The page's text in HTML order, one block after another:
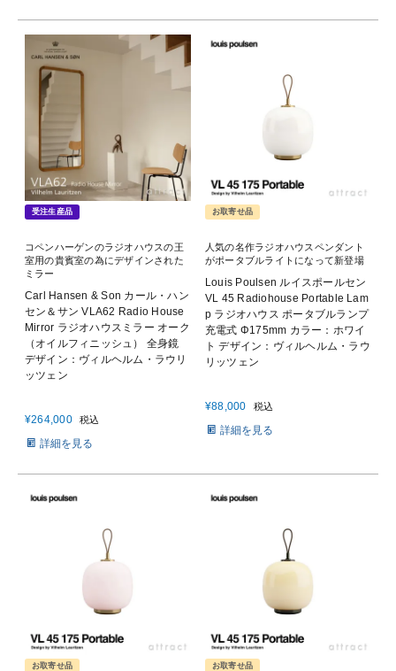
受注生産品
コペンハーゲンのラジオハウスの王
室用の貴賓室の為にデザインされた
ミラー
Carl Hansen & Son カール・ハン
セン＆サン VLA62 Radio House
Mirror ラジオハウスミラー オーク
（オイルフィニッシュ） 全身鏡
デザイン：ヴィルヘルム・ラウリ
ッツェン
¥264,000 税込
詳細を見る
お取寄せ品
人気の名作ラジオハウスペンダント
がポータブルライトになって新登場
Louis Poulsen ルイスポールセン
VL 45 Radiohouse Portable Lam
p ラジオハウス ポータブルランプ
充電式 Φ175mm カラー：ホワイ
ト デザイン：ヴィルヘルム・ラウ
リッツェン
¥88,000 税込
詳細を見る
お取寄せ品 お取寄せ品